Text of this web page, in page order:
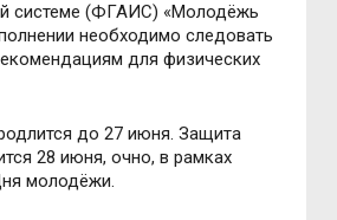
системе (ФГАИС) «Молодёжь
необходимо следовать
для физических
до 27 июня. Защита
28 июня, очно, в рамках
молодёжи.